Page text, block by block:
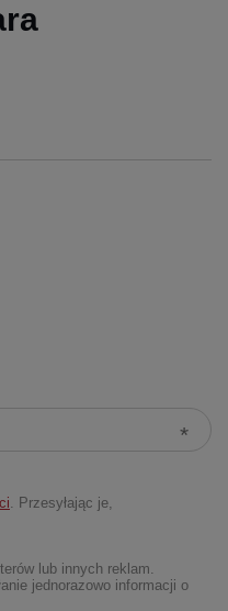
. Przesyłając je,
lub innych reklam.
jednorazowo informacji o